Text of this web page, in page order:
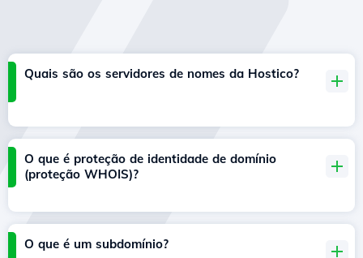
Quais são os servidores de nomes da Hostico?
O que é proteção de identidade de domínio
(proteção WHOIS)?
O que é um subdomínio?